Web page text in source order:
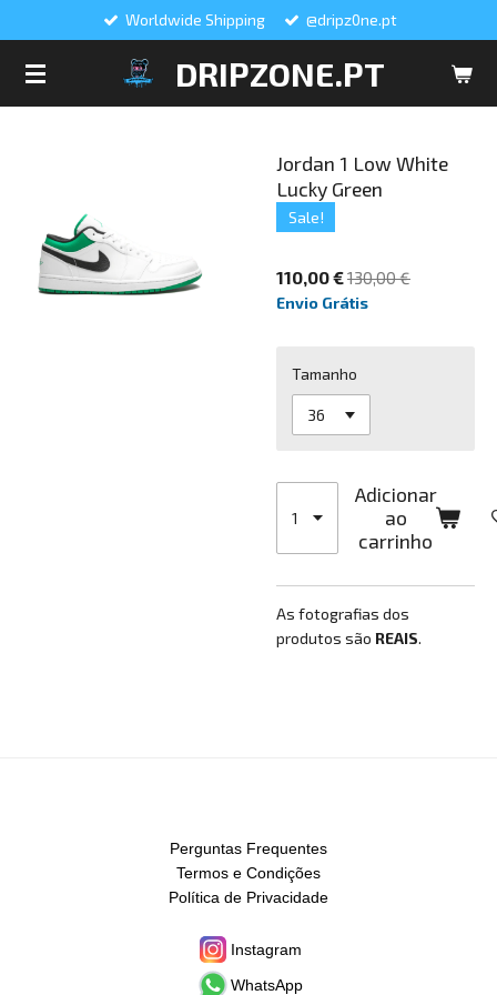
DRIPZONE.PT
Worldwide Shipping @dripz0ne.pt
Jordan 1 Low White
Lucky Green
Sale!
110,00 €130,00 €
Envio Grátis
Tamanho
Adicionar
ao
carrinho
As fotografias dos
produtos são REAIS.
Perguntas Frequentes
Termos e Condições
Política de Privacidade
Instagram
WhatsApp